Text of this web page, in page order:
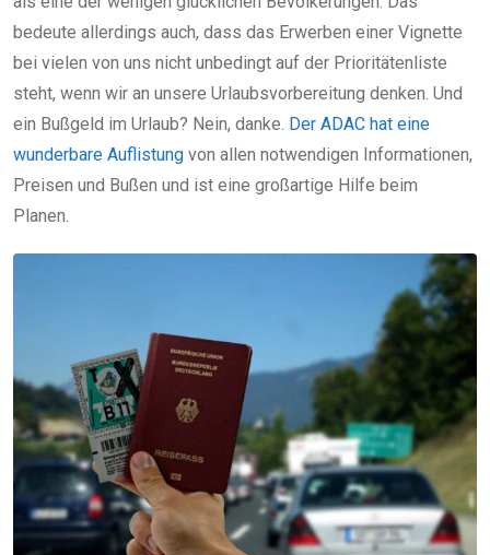
bedeute allerdings auch, dass das Erwerben einer Vignette
bei vielen von uns nicht unbedingt auf der Prioritätenliste
steht, wenn wir an unsere Urlaubsvorbereitung denken. Und
ein Bußgeld im Urlaub? Nein, danke. Der ADAC hat eine
wunderbare Auflistung von allen notwendigen Informationen,
Preisen und Bußen und ist eine großartige Hilfe beim
Planen.